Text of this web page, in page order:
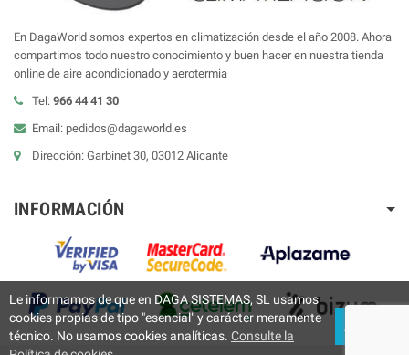
En DagaWorld somos expertos en climatización desde el año 2008. Ahora
compartimos todo nuestro conocimiento y buen hacer en nuestra tienda
online de aire acondicionado y aerotermia
Tel: 966 44 41 30
Email: pedidos@dagaworld.es
Dirección: Garbinet 30, 03012 Alicante
INFORMACIÓN
Le informamos de que en DAGA SISTEMAS, SL usamos
cookies propias de tipo "esencial" y carácter meramente
técnico. No usamos cookies analíticas. Consulte la
ACEPTAR